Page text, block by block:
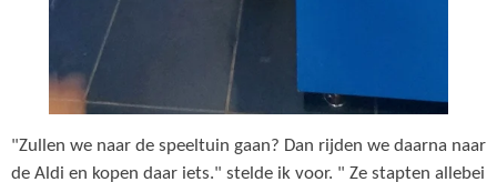
"Zullen we naar de speeltuin gaan? Dan rijden we daarna naar
de Aldi en kopen daar iets." stelde ik voor. " Ze stapten allebei